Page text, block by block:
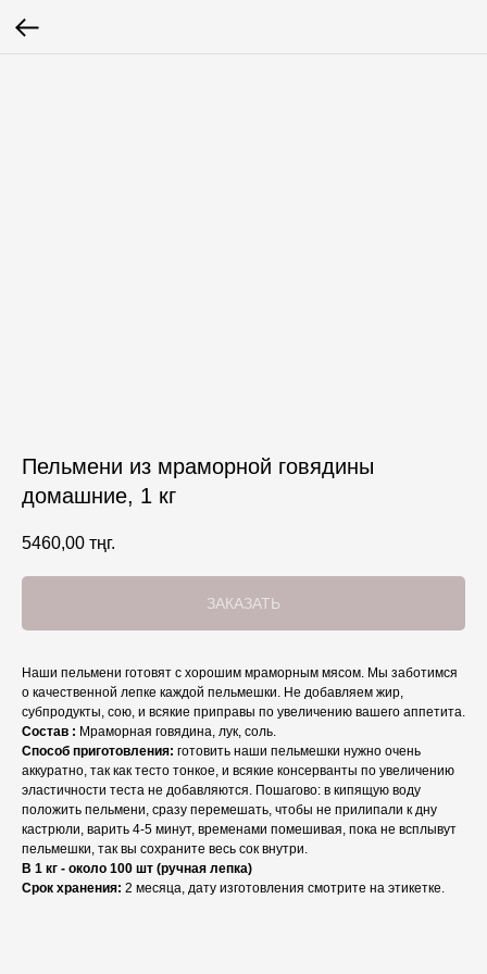
Пельмени из мраморной говядины
домашние, 1 кг
5460,00 тңг.
ЗАКАЗАТЬ
Наши пельмени готовят с хорошим мраморным мясом. Мы заботимся
о качественной лепке каждой пельмешки. Не добавляем жир,
субпродукты, сою, и всякие приправы по увеличению вашего аппетита.
Состав : Мраморная говядина, лук, соль.
Способ приготовления: готовить наши пельмешки нужно очень
аккуратно, так как тесто тонкое, и всякие консерванты по увеличению
эластичности теста не добавляются. Пошагово: в кипящую воду
положить пельмени, сразу перемешать, чтобы не прилипали к дну
кастрюли, варить 4-5 минут, временами помешивая, пока не всплывут
пельмешки, так вы сохраните весь сок внутри.
В 1 кг - около 100 шт (ручная лепка)
Срок хранения: 2 месяца, дату изготовления смотрите на этикетке.